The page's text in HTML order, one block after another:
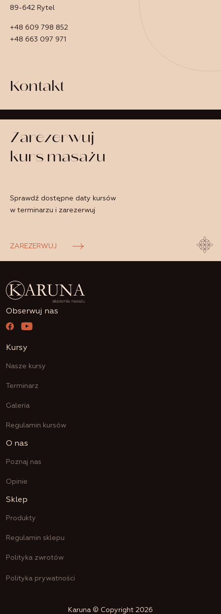
89-642 Rytel
+48 609 798 852
+48 663 097 971
Kontakt
Zarezerwuj
kurs masażu
Sprawdź dostępne daty kursów
w terminarzu i zarezerwuj
ZAREZERWUJ
Obserwuj nas
Kursy
Nasze kursy
Terminarz
Galeria
Regulamin kursów
O nas
Poznaj nas
Opinie
Sklep
Produkty
Regulamin sklepu
Polityka zwrotów
Karuna © Copyright 2026
Polityka prywatności